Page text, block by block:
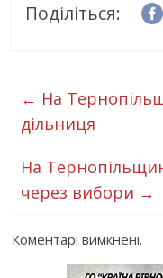
Поділіться:
← На
дільниця
На
через вибори →
Коментарі вимкнені.